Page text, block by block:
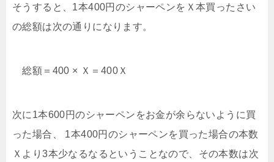
そうすると、1本400円のシャーペンをＸ本買ったさい
の総額は次の通りになります。
総額＝400 × Ｘ＝400Ｘ
次に1本600円のシャーペンをお金が余らないように買
った場合、 1本400円のシャーペンを買った場合の本数
Ｘより3本少なるなるということなので、その本数は次